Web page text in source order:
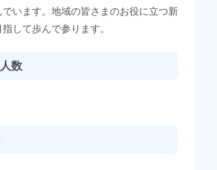
でいます。地域の皆さまのお役に立つ新
して歩んで参ります。
数